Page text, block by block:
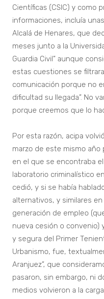
Científicas (CSIC) y como
informaciones, incluía
Alcalá de Henares, que
meses junto a la
Guardia Civil” aunque
estas cuestiones se
comunicación porque no
dificultad su llegada”. No
porque creemos que lo
Por esta razón, acipa
marzo de este mismo
en el que se encontraba
laboratorio criminalístico
cedió, y si se había
alternativos, y similares
generación de empleo
nueva cesión o
y segura del Primer
Urbanismo, fue,
Aranjuez”, que
pasaron, sin embargo, ni
medios volvieron a la